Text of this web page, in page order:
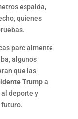
espalda,
quienes
parcialmente
algunos
que las
Trumpa
al deporte y
futuro.